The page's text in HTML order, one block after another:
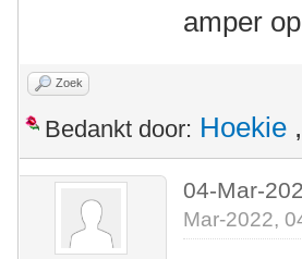
amper
Zoek
Bedankt door: Hoekie ,
04-Mar-
Mar-2022,